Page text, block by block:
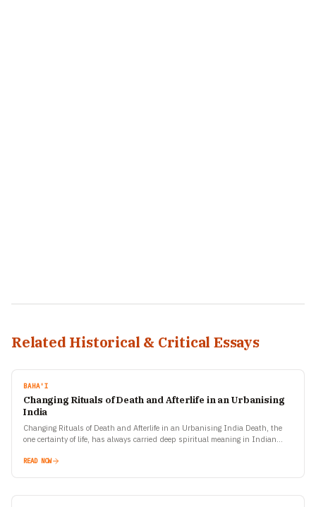
Related Historical & Critical Essays
BAHA'I
Changing Rituals of Death and Afterlife in an Urbanising
India
Changing Rituals of Death and Afterlife in an Urbanising India Death, the
one certainty of life, has always carried deep spiritual meaning in Indian
READ NOW